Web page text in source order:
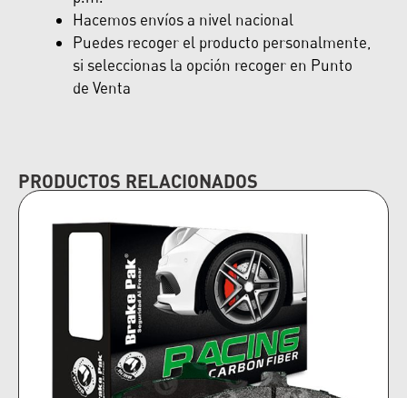
Hacemos envíos a nivel nacional
Puedes recoger el producto personalmente,
si seleccionas la opción recoger en Punto
de Venta
PRODUCTOS RELACIONADOS